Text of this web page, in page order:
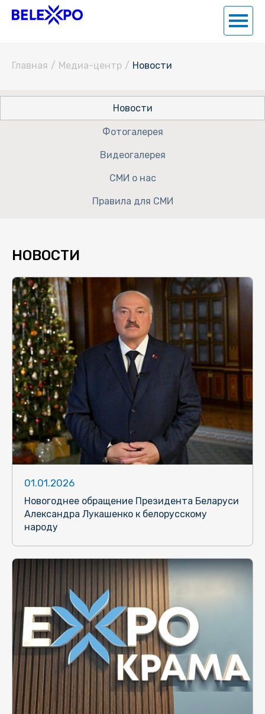
Главная / Медиа-центр / Новости
Новости
Фотогалерея
Видеогалерея
СМИ о нас
Правила для СМИ
НОВОСТИ
01.01.2026
Новогоднее обращение Президента Беларуси
Александра Лукашенко к белорусскому
народу